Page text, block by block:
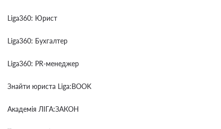
Liga360: Юрист
Liga360: Бухгалтер
Liga360: PR-менеджер
Знайти юриста Liga:BOOK
Академія ЛІГА:ЗАКОН